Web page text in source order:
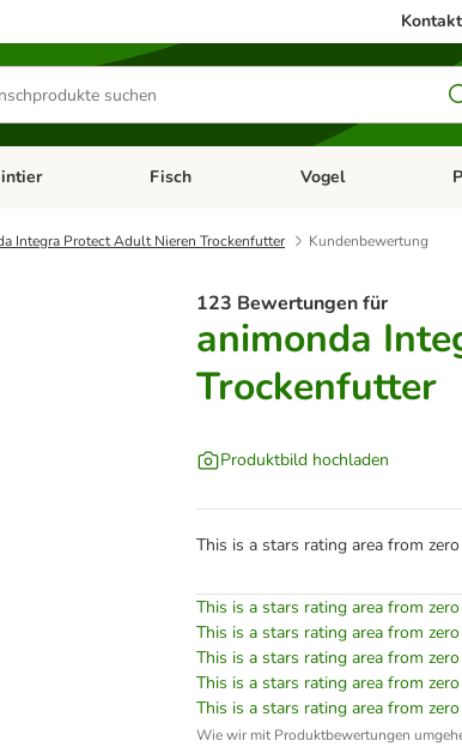
Menü öffnen: Hundefutter & Zubehör
Kategorie-Menü öffnen: Kleintier
Fisch Kategorie-Menü öffnen:
Vogel
Integra Protect Adult Nieren Trockenfutter Kundenbewertung
123 Bewertungen für
animonda
Trockenfutter
Produktbild hochladen
This is a stars rating area from
This is a stars rating area from
This is a stars rating area from
This is a stars rating area from
This is a stars rating area from
This is a stars rating area from
Wie wir mit Produktbewertungen